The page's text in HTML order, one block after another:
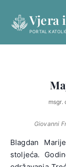
content
Vjera
PORTAL
msgr.
Giovanni
Blagdan
stoljeća.